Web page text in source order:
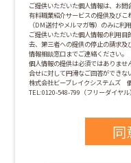
ご提供いただいた個人情報は、お
有料職業紹介サービスの提供及び
（DM送付やメルマガ等）のみに利
ご提供いただいた個人情報の利用
去、第三者への提供の停止の請求
情報相談窓口までご連絡ください。
個人情報の提供は必須ではありま
合せに対して円滑なご回答ができな
株式会社ビーブレイクシステムズ
TEL:0120-548-799（フリーダイヤル）